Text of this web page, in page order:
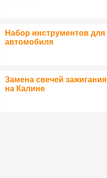
Набор инструментов для
автомобиля
Замена свечей зажигания
на Калине